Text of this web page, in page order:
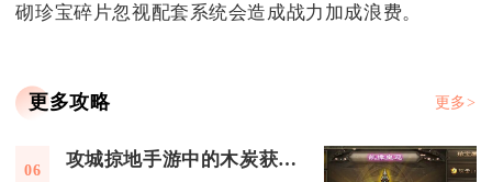
砌珍宝碎片忽视配套系统会造成战力加成浪费。
更多攻略 更多>
06 攻城掠地手游中的木炭获取策略有哪些